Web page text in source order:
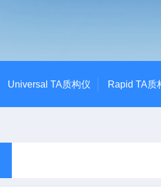
Universal TA质构仪 Rapid TA质